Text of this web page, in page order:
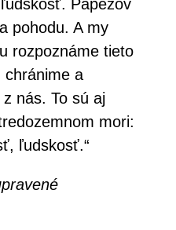
Pápežov
pohodu. A my
rozpoznáme tieto
chránime a
nás. To sú aj
mori:
ľudskosť.“